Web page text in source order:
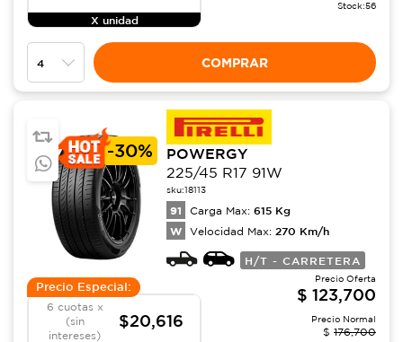
X unidad
Stock:56
COMPRAR
-30%
POWERGY
225/45 R17 91W
sku:18113
91 Carga Max: 615 Kg
W Velocidad Max: 270 Km/h
H/T - CARRETERA
Precio Especial:
6 cuotas x
(sin
intereses)
$20,616
Precio Oferta
$ 123,700
Precio Normal
$ 176,700